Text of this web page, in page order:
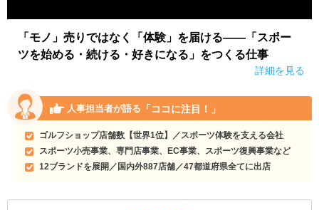
「モノ」売りではなく「体験」を届ける――「スポー
ツを始める・続ける・好きになる」をつくる仕事
詳細を見る
人事担当者が語る 「ココに注目！」
ゴルフショップ店舗数【世界1位】／スポーツ体験を支える会社
スポーツ小売事業、専門店事業、EC事業、スポーツ復興事業など
12ブランドを展開／国内外887店舗／47都道府県全てに出店